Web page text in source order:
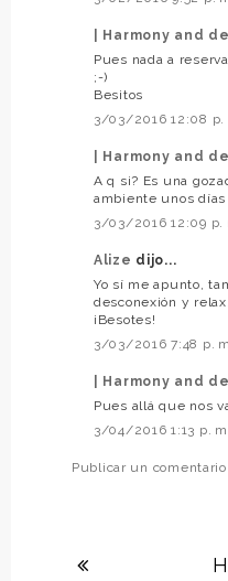
| Harmony and
Pues nada a
;-)
Besitos
3/03/2016 12:08 p.
| Harmony and
A q si? Es una
ambiente unos días
3/03/2016 12:09 p.
Alize dijo...
Yo sí me apunto,
desconexión y
¡Besotes!
3/03/2016 7:48 p.
| Harmony and
Pues allá que nos
3/04/2016 1:13 p.
Publicar un comentario